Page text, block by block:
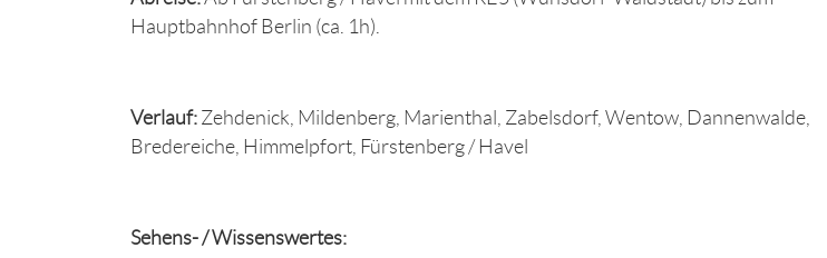
Hauptbahnhof Berlin (ca. 1h).
Verlauf: Zehdenick, Mildenberg, Marienthal, Zabelsdorf, Wentow, Dannenwalde,
Bredereiche, Himmelpfort, Fürstenberg / Havel
Sehens- / Wissenswertes: